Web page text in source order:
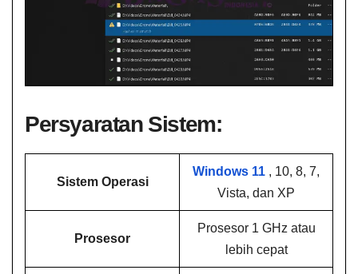
Persyaratan Sistem:
Sistem Operasi
Windows 11 , 10, 8, 7,
Vista, dan XP
Prosesor
Prosesor 1 GHz atau
lebih cepat